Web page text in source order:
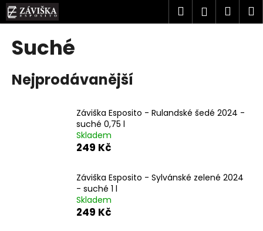
Přejít
na
obsah
Hledat
Suché
Nejprodávanější
Záviška Esposito - Rulandské šedé 2024 -
suché 0,75 l
Skladem
249 Kč
Záviška Esposito - Sylvánské zelené 2024
- suché 1 l
Skladem
249 Kč
K
o
o